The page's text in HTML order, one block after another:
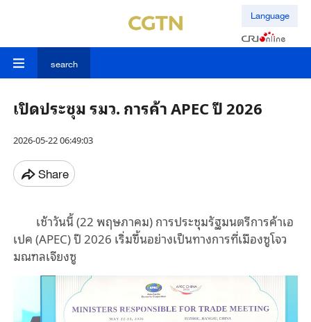
Language
search
เปิดประชุม รมว. การค้า APEC ปี 2026
2026-05-22 06:49:03
Share
เช้าวันนี้ (22 พฤษภาคม) การประชุมรัฐมนตรีการค้าเอ
เปค (APEC) ปี 2026 เริ่มขึ้นอย่างเป็นทางการที่เมืองซูโจว
มณฑลเจียงซู